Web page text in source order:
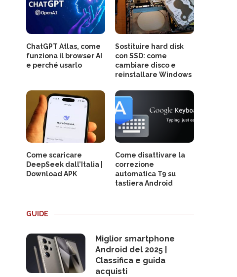
ChatGPT Atlas, come
funziona il browser AI
e perché usarlo
Sostituire hard disk
con SSD: come
cambiare disco e
reinstallare Windows
Come scaricare
DeepSeek dall’Italia |
Download APK
Come disattivare la
correzione
automatica T9 su
tastiera Android
GUIDE
Miglior smartphone
Android del 2025 |
Classifica e guida
acquisti